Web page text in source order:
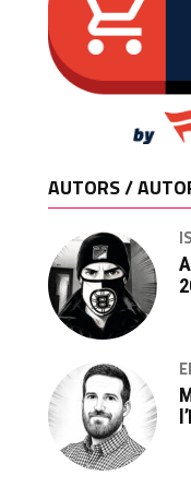
AUTORS /